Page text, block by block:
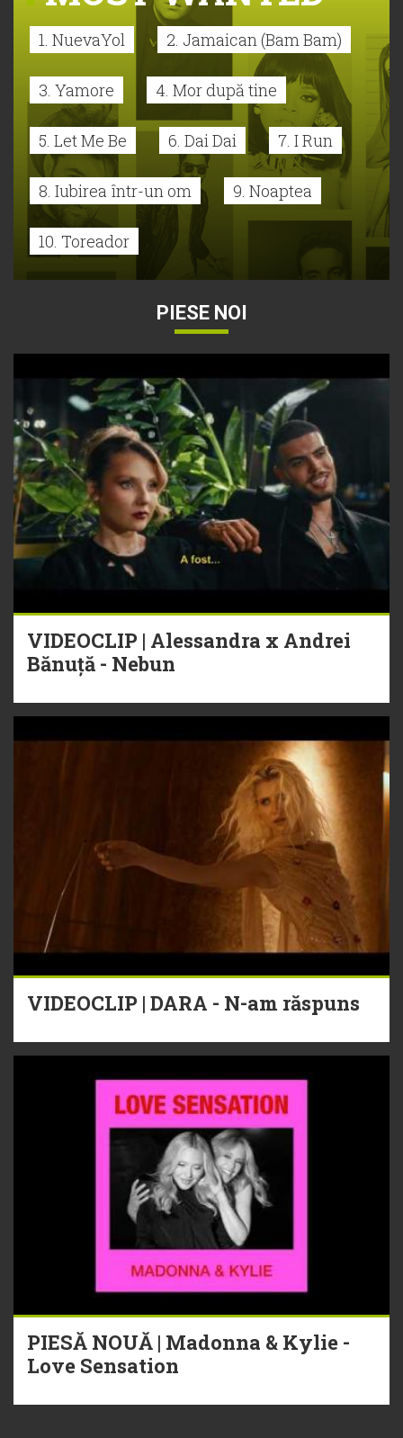
1. NuevaYol 2. Jamaican (Bam Bam)
3. Yamore 4. Mor după tine
5. Let Me Be 6. Dai Dai 7. I Run
8. Iubirea într-un om 9. Noaptea
10. Toreador
PIESE NOI
VIDEOCLIP | Alessandra x Andrei
Bănuță - Nebun
VIDEOCLIP | DARA - N-am răspuns
PIESĂ NOUĂ | Madonna & Kylie -
Love Sensation